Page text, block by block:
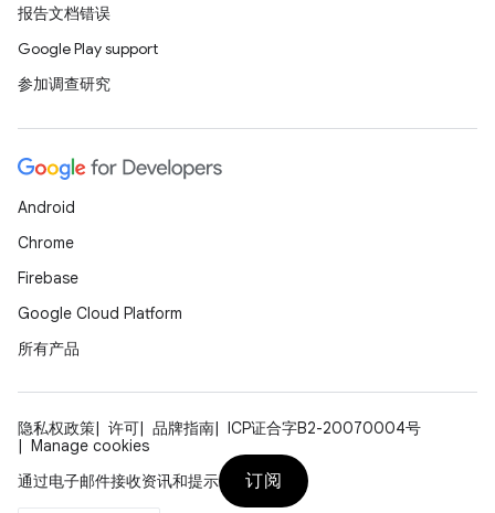
报告文档错误
Google Play support
参加调查研究
Android
Chrome
Firebase
Google Cloud Platform
所有产品
隐私权政策 许可 品牌指南
ICP证合字B2-20070004号
Manage cookies
通过电子邮件接收资讯和提示
订阅